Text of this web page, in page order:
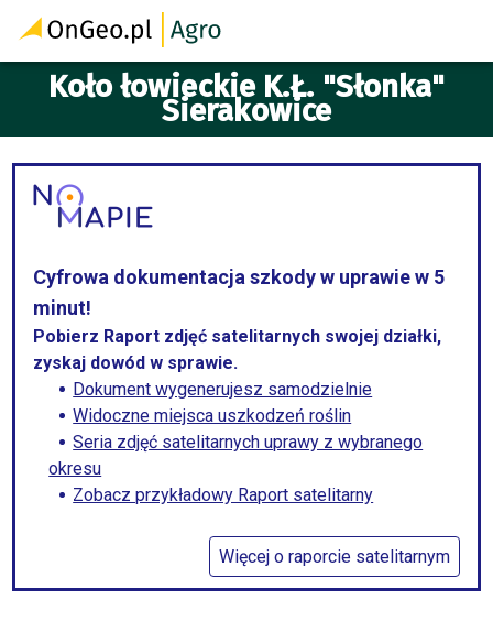
Koło łowieckie K.Ł. "Słonka"
Sierakowice
Cyfrowa dokumentacja szkody w uprawie w 5
minut!
Pobierz Raport zdjęć satelitarnych swojej działki,
zyskaj dowód w sprawie.
Dokument wygenerujesz samodzielnie
Widoczne miejsca uszkodzeń roślin
Seria zdjęć satelitarnych uprawy z wybranego
okresu
Zobacz przykładowy Raport satelitarny
Więcej o raporcie satelitarnym